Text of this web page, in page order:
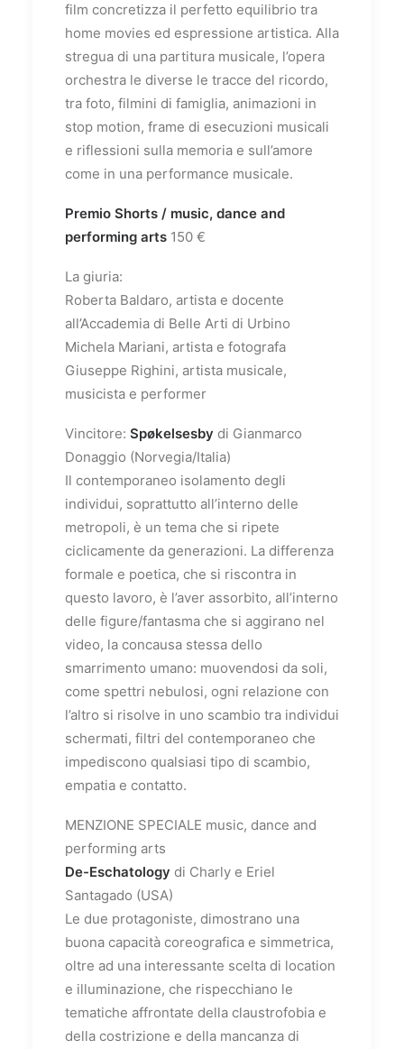
film concretizza il perfetto equilibrio tra
home movies ed espressione artistica. Alla
stregua di una partitura musicale, l’opera
orchestra le diverse le tracce del ricordo,
tra foto, filmini di famiglia, animazioni in
stop motion, frame di esecuzioni musicali
e riflessioni sulla memoria e sull’amore
come in una performance musicale.
Premio Shorts / music, dance and
performing arts 150 €
La giuria:
Roberta Baldaro, artista e docente
all’Accademia di Belle Arti di Urbino
Michela Mariani, artista e fotografa
Giuseppe Righini, artista musicale,
musicista e performer
Vincitore: Spøkelsesby di Gianmarco
Donaggio (Norvegia/Italia)
Il contemporaneo isolamento degli
individui, soprattutto all’interno delle
metropoli, è un tema che si ripete
ciclicamente da generazioni. La differenza
formale e poetica, che si riscontra in
questo lavoro, è l’aver assorbito, all’interno
delle figure/fantasma che si aggirano nel
video, la concausa stessa dello
smarrimento umano: muovendosi da soli,
come spettri nebulosi, ogni relazione con
l’altro si risolve in uno scambio tra individui
schermati, filtri del contemporaneo che
impediscono qualsiasi tipo di scambio,
empatia e contatto.
MENZIONE SPECIALE music, dance and
performing arts
De-Eschatology di Charly e Eriel
Santagado (USA)
Le due protagoniste, dimostrano una
buona capacità coreografica e simmetrica,
oltre ad una interessante scelta di location
e illuminazione, che rispecchiano le
tematiche affrontate della claustrofobia e
della costrizione e della mancanza di